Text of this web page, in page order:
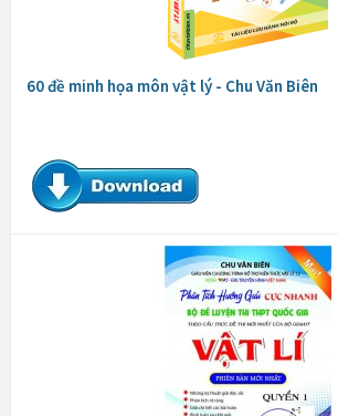
60 đề minh họa môn vật lý - Chu Văn Biên